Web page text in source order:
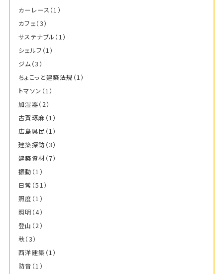
カーレース （1）
カフェ（3）
サステナブル （1）
シェルフ （1）
ジム（3）
ちょこっと建築法規 （1）
トマソン （1）
加湿器（2）
古賀琢麻 （1）
広島県民 （1）
建築探訪 （3）
建築資材（7）
振動 （1）
日常 （51）
照度 （1）
照明 （4）
登山 （2）
秋（3）
西洋建築 （1）
防音 （1）